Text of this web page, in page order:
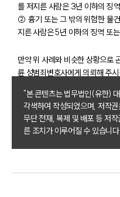
대
글로
고
를 저지른 사람은 3년 이하의 징
② 흉기 또는 그 밖의 위험한 물
지른 사람은 5년 이하의 징역 또
만약 위 사례와 비슷한 상황으로
륜 성범죄변호사에게 의뢰해 주
"본 콘텐츠는 법무법인(유한)
각색하여 작성되었으며, 저작
무단 전재, 복제 및 배포 등 저
른 조치가 이루어질 수 있습니